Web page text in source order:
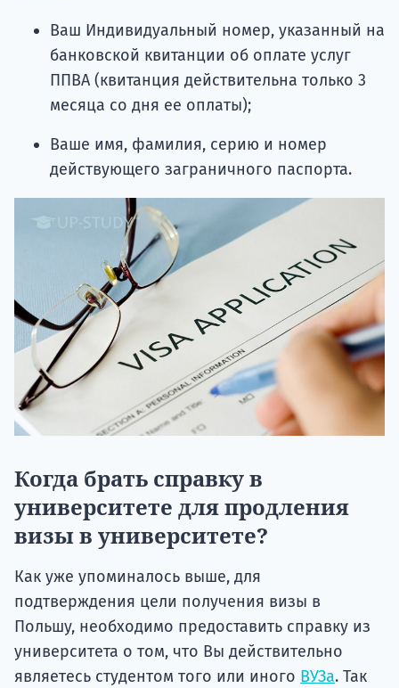
Ваш Индивидуальный номер, указанный на
банковской квитанции об оплате услуг
ППВА (квитанция действительна только 3
месяца со дня ее оплаты);
Ваше имя, фамилия, серию и номер
действующего заграничного паспорта.
Когда брать справку в
университете для продления
визы в университете?
Как уже упоминалось выше, для
подтверждения цели получения визы в
Польшу, необходимо предоставить справку из
университета о том, что Вы действительно
являетесь студентом того или иного ВУЗа. Так